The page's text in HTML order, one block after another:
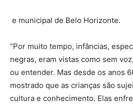
e municipal de Belo Horizonte.
“Por muito tempo, infâncias,
negras, eram vistas como sem
ou entender. Mas desde os anos
mostrado que as crianças são
cultura e conhecimento. Elas